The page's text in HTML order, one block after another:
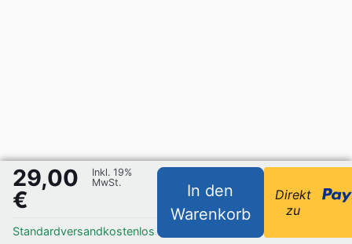
29,00
€
Inkl. 19%
MwSt.
Standardversandkostenlos
In den
Warenkorb
Direkt
zu